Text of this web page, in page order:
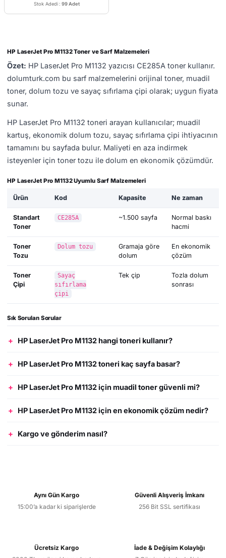
Stok Adedi : 99 Adet
HP LaserJet Pro M1132 Toner ve Sarf Malzemeleri
Özet: HP LaserJet Pro M1132 yazıcısı CE285A toner kullanır.
dolumturk.com bu sarf malzemelerini orijinal toner, muadil
toner, dolum tozu ve sayaç sıfırlama çipi olarak; uygun fiyata
sunar.
HP LaserJet Pro M1132 toneri arayan kullanıcılar; muadil
kartuş, ekonomik dolum tozu, sayaç sıfırlama çipi ihtiyacının
tamamını bu sayfada bulur. Maliyeti en aza indirmek
isteyenler için toner tozu ile dolum en ekonomik çözümdür.
HP LaserJet Pro M1132 Uyumlu Sarf Malzemeleri
Ürün Kod Kapasite Ne zaman
Standart
Toner
CE285A ~1.500 sayfa
Normal baskı
hacmi
Toner
Tozu
Dolum tozu
Gramaja göre
dolum
En ekonomik
çözüm
Toner
Çipi
Sayaç
sıfırlama
çipi
Tek çip
Tozla dolum
sonrası
Sık Sorulan Sorular
HP LaserJet Pro M1132 hangi toneri kullanır?
HP LaserJet Pro M1132 toneri kaç sayfa basar?
HP LaserJet Pro M1132 için muadil toner güvenli mi?
HP LaserJet Pro M1132 için en ekonomik çözüm nedir?
Kargo ve gönderim nasıl?
Aynı Gün Kargo
15:00’a kadar ki siparişlerde
Güvenli Alışveriş İmkanı
256 Bit SSL sertifikası
Ücretsiz Kargo
İade & Değişim Kolaylığı